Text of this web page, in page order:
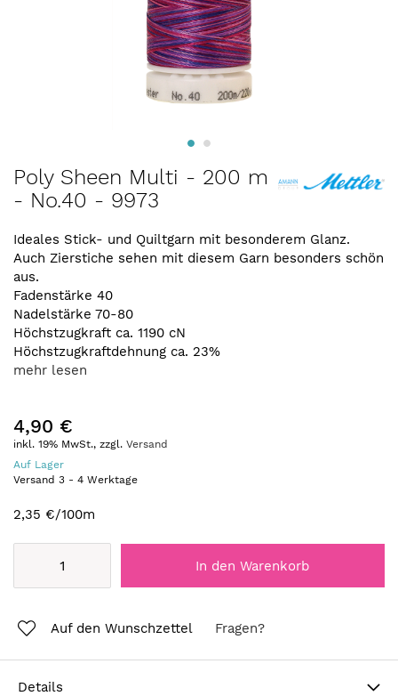
Zum
Anfang
der
springen
Poly Sheen Multi - 200 m
- No.40 - 9973
Ideales Stick- und Quiltgarn mit besonderem Glanz.
Auch Zierstiche sehen mit diesem Garn besonders schön
aus.
Fadenstärke 40
Nadelstärke 70-80
Höchstzugkraft ca. 1190 cN
Höchstzugkraftdehnung ca. 23%
mehr lesen
4,90 €
inkl. 19% MwSt., zzgl. Versand
Auf Lager
Versand 3 - 4 Werktage
2,35 €/100m
In den Warenkorb
Auf den Wunschzettel Fragen?
Details